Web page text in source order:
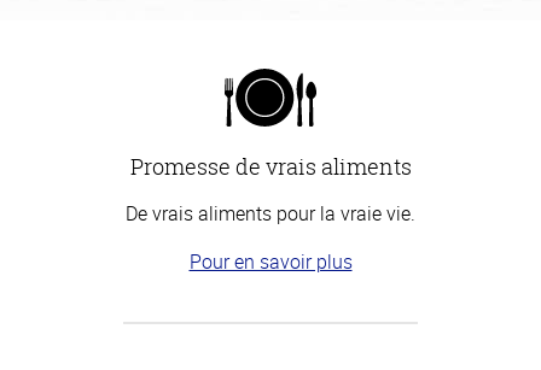
Promesse de vrais aliments
De vrais aliments pour la vraie vie.
Pour en savoir plus